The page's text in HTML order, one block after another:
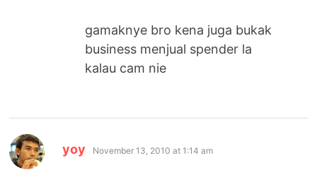
gamaknye bro kena juga bukak
business menjual spender la
kalau cam nie
yoy says:
November 13, 2010 at 1:14 am